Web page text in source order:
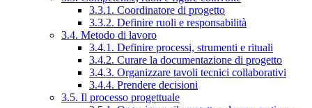
3.3.1. Coordinatore di progetto
3.3.2. Definire ruoli e responsabilità
3.4. Metodo di lavoro
3.4.1. Definire processi, strumenti e rituali
3.4.2. Curare la documentazione di progetto
3.4.3. Organizzare tavoli tecnici collaborativi
3.4.4. Prendere decisioni
3.5. Il processo progettuale